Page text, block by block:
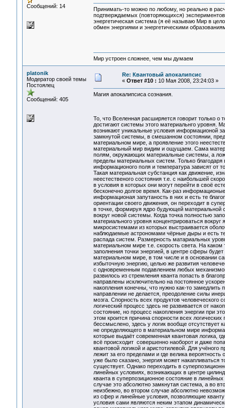
Сообщений: 14
Принимать-то можно по любому, но реально в
подтверждаемых (повторяющихся)
энергетическая система (я её называю Мир в
обмен энергиями и энергетическими
Мир устроен сложнее, чем мы думаем
platonik
Модератор своей темы
Постоялец
Сообщений: 405
Re: Квантовый апокалипсис
« Ответ #10 : 10 Мая 2008, 23:24:03 »
Магия апокалипсиса сознания.
То, что Вселенная расширяется говорит только
достигают системы этого материальнго уровня.
возникают уникальные условия информационой
замкнутой системы, в смешанном состоянии,
материальном мире, а проявление этого
материальный мир видим и ощущаем. Сама
полям, окружающих материальные системы, а
пределы материальных систем. Только
информационого поля и температура зависят от
Такая материальная субстанция как движение,
неестественого состояния т.е. с наибольшей
в условия в которых они могут перейти в своё
бесконечно долгое время. Как-раз
информационая запутаность в них и есть те
ориентации своего движения, он переходит в
в точке, формируя ядро будующей материальной
вокруг новой системы. Когда точка полностью
материального уровня концентрироваться
микросистемами из которых выстраивается
наблюдаемые астрономами чёрные дыры и есть те
распада систем. Размерность матариальных
материальном мире т.е. скорость света. На
заполнения точки энергией, в центре сферы
материальном мире, в том числе и в основании
избыточную энергию, целью же развития
с одновременным подавлением любых
развилось из стремления кванта попасть в
направлены исключительно на постоянное
накопления конечны, что нужно как-то
направлении не делается, преодоление силы
мозга. Спорность всех продуктов
логический процесс здесь не развивается от
состояние, но процесс накопления энергии при
этом кроится причина спорности всех
бессмыслено, здесь у логик вообще отсутствует
не определяющего в материальном мире
которые выдаёт современная квантовая логика,
всё происходит совершенно наоборот и даже
квантовой логикой и аристотилевой. Для
лежит за его пределами и где велика
уже было сказано, энергия может накапливаться
существует. Однако переходить в
линейных условиях, возникающих в центре
кванта в суперпозиционное состояние в
случае это абсолютно замкнутая система, а во
неизбежно, во втором случае абсолютно
из сфер и линейные условия, позволяющие
условия сами являются неким этапом